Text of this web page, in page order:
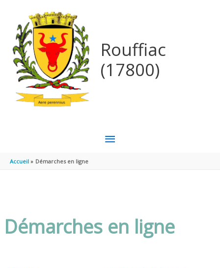
Rouffiac
(17800)
MENU
Accueil Démarches en ligne
Démarches en ligne